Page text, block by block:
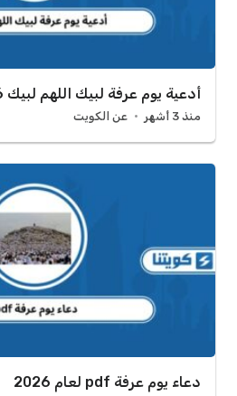
أدعية يوم عرفة لبيك اللهم لبيك 2026
منذ 3 أشهر عن الكويت
دعاء يوم عرفة pdf لعام 2026